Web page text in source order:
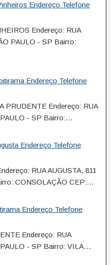
Endereço Telefone
Endereço: RUA
PAULO - SP Bairro:
Endereço Telefone
PRUDENTE Endereço: RUA
- SP Bairro:…
Endereço Telefone
RUA AUGUSTA, 811
CONSOLAÇÃO CEP:…
Endereço Telefone
Endereço: RUA
- SP Bairro: VILA…